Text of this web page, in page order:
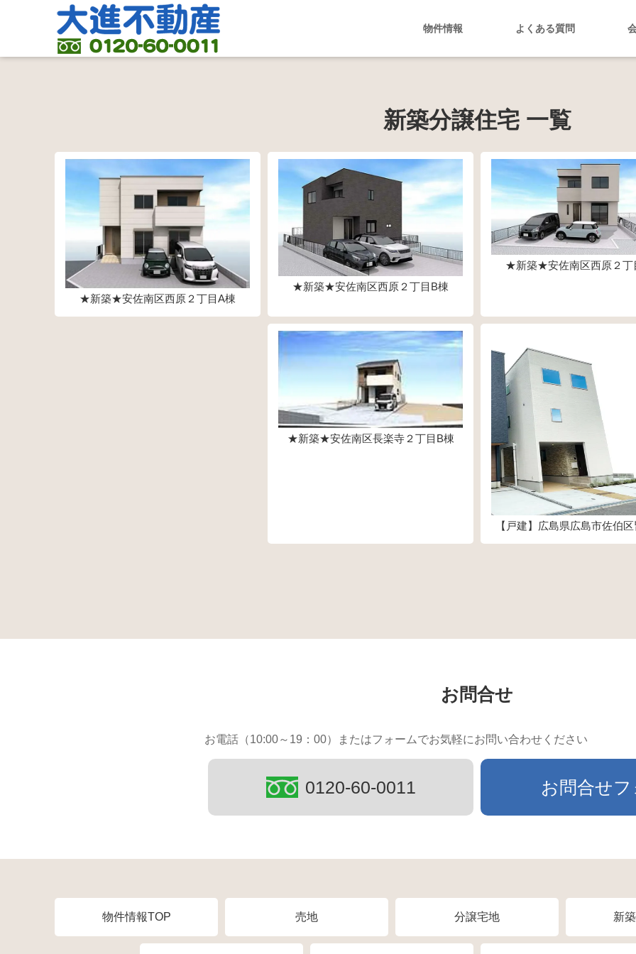
物件情報 よくある質問
新築分譲住宅 一覧
★新築★安佐南区西原２丁目A棟
5,280万円
★新築★安佐南区西原２丁目B棟
★新築★安佐南区西原２丁
★新築★安佐南区長楽寺２丁目B棟
【戸建】広島県広島市佐伯
目
お問合せ
お電話（10:00～19：00）またはフォームでお気軽にお問い合わせください
0120-60-0011 お問合せ
物件情報TOP 売地 分譲宅地 新